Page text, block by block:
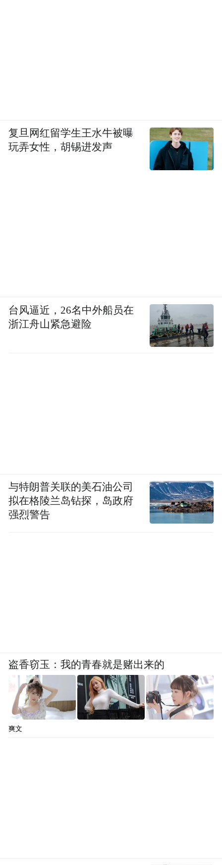
复旦网红留学生王水牛被曝
玩弄女性，胡锡进发声
台风逼近，26名中外船员在
浙江舟山紧急避险
与特朗普关联的美石油公司
拟在格陵兰岛钻探，岛政府
强烈警告
盗香窃玉：我的青春就是赌出来的
爽文